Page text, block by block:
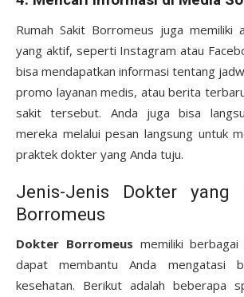
Rumah Sakit Borromeus juga memiliki
yang aktif, seperti Instagram atau
bisa mendapatkan informasi tentang
promo layanan medis, atau berita
sakit tersebut. Anda juga bisa
mereka melalui pesan langsung untuk
praktek dokter yang Anda tuju.
Jenis-Jenis Dokter yang
Borromeus
Dokter Borromeus memiliki
dapat membantu Anda mengatasi
kesehatan. Berikut adalah beberapa